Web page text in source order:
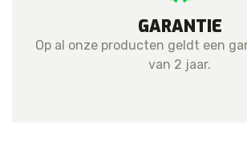
GARANTIE
Op al onze producten geldt een
van 2 jaar.